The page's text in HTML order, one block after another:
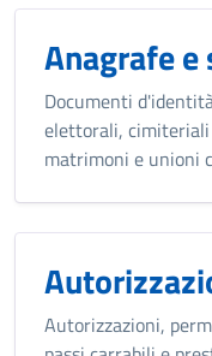
Anagrafe
Documenti
elettorali,
matrimoni e unioni
Autorizzazioni,